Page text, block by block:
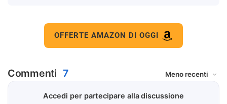
OFFERTE AMAZON DI OGGI
Commenti 7
Accedi per partecipare alla discussione